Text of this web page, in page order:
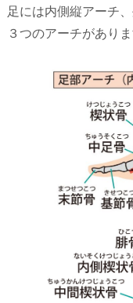
足には内側縦アーチ
３つのアーチがありま